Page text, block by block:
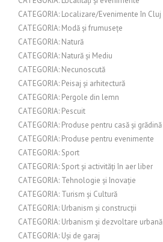
CATEGORIA: Localizare/Evenimente în Cluj
CATEGORIA: Modă și frumusețe
CATEGORIA: Natură
CATEGORIA: Natură și Mediu
CATEGORIA: Necunoscută
CATEGORIA: Peisaj și arhitectură
CATEGORIA: Pergole din lemn
CATEGORIA: Pescuit
CATEGORIA: Produse pentru casă și grădină
CATEGORIA: Produse pentru evenimente
CATEGORIA: Sport
CATEGORIA: Sport și activități în aer liber
CATEGORIA: Tehnologie și Inovație
CATEGORIA: Turism și Cultură
CATEGORIA: Urbanism și construcții
CATEGORIA: Urbanism și dezvoltare urbană
CATEGORIA: Uși de garaj